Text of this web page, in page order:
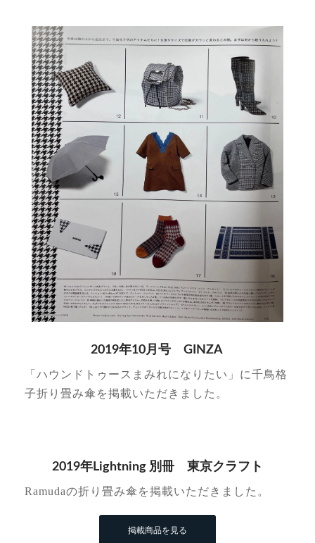
2019年10月号 GINZA
「ハウンドトゥースまみれになりたい」に千鳥格
子折り畳み傘を掲載いただきました。
2019年Lightning 別冊 東京クラフト
Ramudaの折り畳み傘を掲載いただきました。
掲載商品を見る